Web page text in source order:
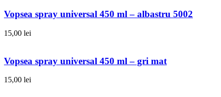
Vopsea spray universal 450 ml – albastru 5002
15,00 lei
Vopsea spray universal 450 ml – gri mat
15,00 lei